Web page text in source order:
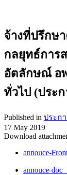
จ้างที่ปรึกษ
กลยุทธ์การ
อัตลักษณ์ อ
ทั่วไป (ประ
Published in ประก
17 May 2019
Download
annouce-
annouce-